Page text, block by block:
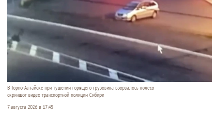
В Горно-Алтайске при тушении горящего грузовика взорвалось колесо
скриншот видео транспортной полиции Сибири
7 августа 2026 в 17:45